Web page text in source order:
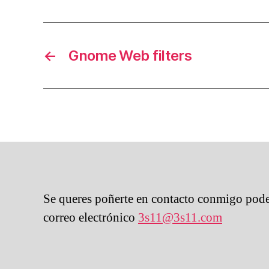
← Gnome Web filters
Se queres poñerte en contacto conmigo
correo electrónico 3s11@3s11.com